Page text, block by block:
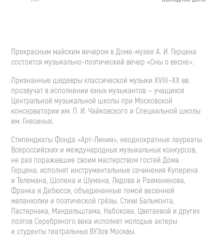
Прекрасным майским вечером вДоме-музее А. И. Герцена
состоится музыкально-поэтический вечер «Сны о весне».
Признанные шедевры классической музыки XVIII—XX вв.
прозвучат в исполнении юных музыкантов — учащихся
Центральной музыкальной школы при Московской
консерватории им. П. И. Чайковского и Специальной школы
им. Гнесиных.
Стипендиаты Фонда «Арт-Линия», неоднократные лауреаты
Всероссийских и международных музыкальных конкурсов,
не раз поражавшие своим мастерством гостей Дома
Герцена, исполнят инструментальные сочинения Куперена
и Телемана, Шопена и Шумана, Лядова и Рахманинова,
Франка и Дебюсси, объединенные темой весенней
меланхолии и поэтической грёзы. Стихи Бальмонта,
Пастернака, Мандельштама, Набокова, Цветаевой и других
поэтов Серебряного века исполнят молодые актеры
и студенты театральных ВУЗов Москвы.